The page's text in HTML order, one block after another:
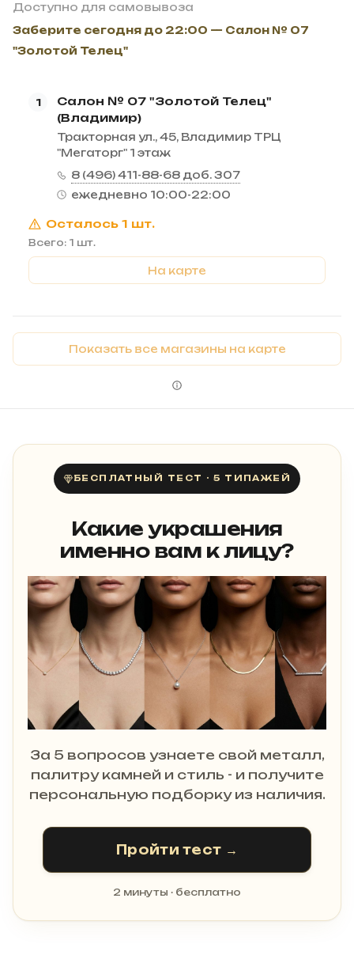
Доступно для самовывоза
Заберите сегодня до 22:00 — Салон № 07
"Золотой Телец"
1
Салон № 07 "Золотой Телец"
(Владимир)
Тракторная ул., 45, Владимир ТРЦ
"Мегаторг" 1 этаж
8 (496) 411-88-68 доб. 307
ежедневно 10:00-22:00
Осталось 1 шт.
Всего: 1 шт.
На карте
Показать все магазины на карте
БЕСПЛАТНЫЙ ТЕСТ · 5 ТИПАЖЕЙ
Какие украшения
именно вам к лицу?
За 5 вопросов узнаете свой металл,
палитру камней и стиль - и получите
персональную подборку из наличия.
Пройти тест →
2 минуты · бесплатно